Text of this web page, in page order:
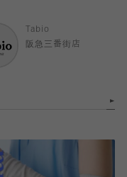
Tabio
阪急三番街店